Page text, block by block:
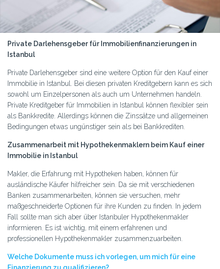
Private Darlehensgeber für Immobilienfinanzierungen in
Istanbul
Private Darlehensgeber sind eine weitere Option für den Kauf einer
Immobilie in Istanbul. Bei diesen privaten Kreditgebern kann es sich
sowohl um Einzelpersonen als auch um Unternehmen handeln.
Private Kreditgeber für Immobilien in Istanbul können flexibler sein
als Bankkredite. Allerdings können die Zinssätze und allgemeinen
Bedingungen etwas ungünstiger sein als bei Bankkrediten.
Zusammenarbeit mit Hypothekenmaklern beim Kauf einer
Immobilie in Istanbul
Makler, die Erfahrung mit Hypotheken haben, können für
ausländische Käufer hilfreicher sein. Da sie mit verschiedenen
Banken zusammenarbeiten, können sie versuchen, mehr
maßgeschneiderte Optionen für ihre Kunden zu finden. In jedem
Fall sollte man sich aber über Istanbuler Hypothekenmakler
informieren. Es ist wichtig, mit einem erfahrenen und
professionellen Hypothekenmakler zusammenzuarbeiten.
Welche Dokumente muss ich vorlegen, um mich für eine